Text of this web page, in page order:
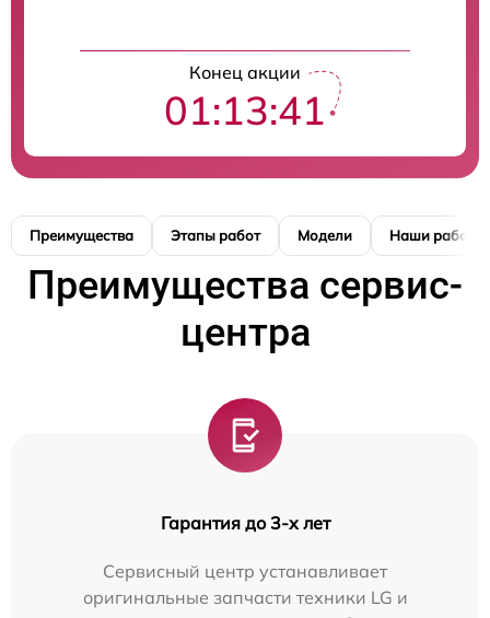
Конец акции
01:13:41
Преимущества Этапы работ Модели Наши работы
Преимущества сервис-
центра
Гарантия до 3-х лет
Сервисный центр устанавливает
оригинальные запчасти техники LG и